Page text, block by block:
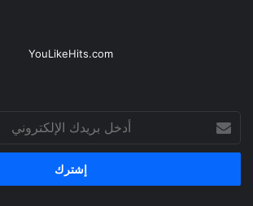
YouLikeHits.com
بريدك
الإلكتروني